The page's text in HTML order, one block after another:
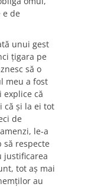
e de
unui gest
ţigara pe
să o
meu a fost
explice că
că şi la ei tot
de
le-a
respecte
justificarea
tot aş mai
au